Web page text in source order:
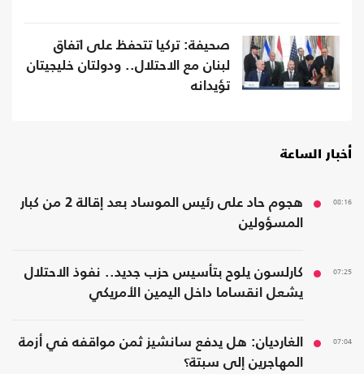
صحيفة: تركيا تتحفظ على اتفاق
لبنان مع الاحتلال.. ودولتان خليجيتان
تؤيدانه
أخبار الساعة
08:16
هجوم حاد على رئيس الموساد بعد إقالة 2 من كبار
المسؤولين
07:25
كارلسون يلوح بتأسيس حزب جديد.. نفوذ الاحتلال
يشعل انقساما داخل اليمين الأمريكي
07:04
الغارديان: هل يدفع سانشيز ثمن مواقفه في أزمة
المهاجرين إلى سبتة؟